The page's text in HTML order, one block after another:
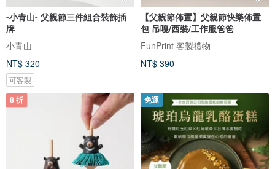
-小青山- 父親節三件組合裝飾插
牌
小青山
NT$ 320
可客製
【父親節佈置】父親節快樂佈置
包 吊嘎/西裝/工作服爸爸
FunPrint 客製禮物
NT$ 390
8 折 免運